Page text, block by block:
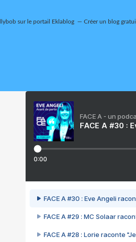
sur le portail Eklablog Créer un blog
FACE A - un
FACE A #30 :
0:00
FACE A #30 : Eve Angeli
FACE A #29 : MC Solaar
FACE A #28 : Lorie raconte